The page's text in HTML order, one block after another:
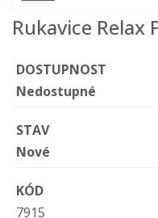
Rukavice Relax
DOSTUPNOST
Nedostupné
STAV
Nové
KÓD
7915